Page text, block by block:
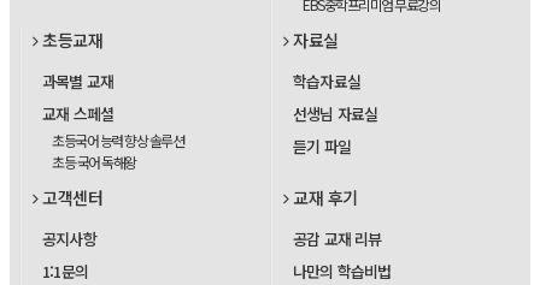
초등교재
과목별 교재
교재 스페셜
초등국어 능력 향상 솔루션
초등 국어 독해왕
자료실
학습자료실
선생님 자료실
듣기 파일
고객센터
공지사항
1:1문의
교재 후기
공감 교재 리뷰
나만의 학습비법